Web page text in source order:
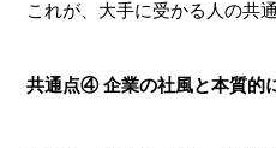
これが、大手に受かる人の共通
共通点④ 企業の社風と本質的